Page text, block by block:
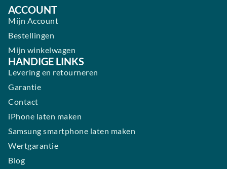
ACCOUNT
Mijn Account
Bestellingen
Mijn winkelwagen
HANDIGE LINKS
Levering en retourneren
Garantie
Contact
iPhone laten maken
Samsung smartphone laten maken
Wertgarantie
Blog